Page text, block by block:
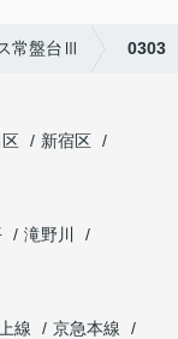
常盤台Ⅲ 0303
新宿区
滝野川
線
京急本線